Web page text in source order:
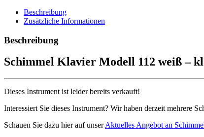
Beschreibung
Zusätzliche Informationen
Beschreibung
Schimmel Klavier Modell 112 weiß –
Dieses Instrument ist leider bereits verkauft!
Interessiert Sie dieses Instrument? Wir haben derzeit mehrere
Schauen Sie dazu hier auf unserAktuelles Angebot an